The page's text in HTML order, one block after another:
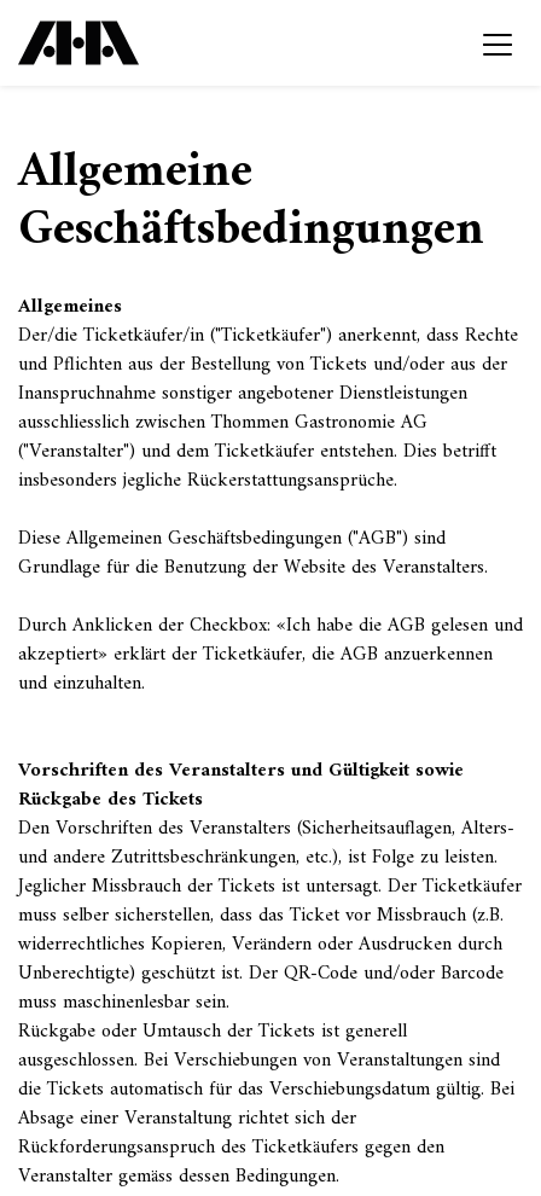
Allgemeine
Geschäftsbedingungen
Allgemeines
Der/die Ticketkäufer/in ("Ticketkäufer") anerkennt, dass Rechte
und Pflichten aus der Bestellung von Tickets und/oder aus der
Inanspruchnahme sonstiger angebotener Dienstleistungen
ausschliesslich zwischen Thommen Gastronomie AG
("Veranstalter") und dem Ticketkäufer entstehen. Dies betrifft
insbesonders jegliche Rückerstattungsansprüche.
Diese Allgemeinen Geschäftsbedingungen ("AGB") sind
Grundlage für die Benutzung der Website des Veranstalters.
Durch Anklicken der Checkbox: «Ich habe die AGB gelesen und
akzeptiert» erklärt der Ticketkäufer, die AGB anzuerkennen
und einzuhalten.
Vorschriften des Veranstalters und Gültigkeit sowie
Rückgabe des Tickets
Den Vorschriften des Veranstalters (Sicherheitsauflagen, Alters-
und andere Zutrittsbeschränkungen, etc.), ist Folge zu leisten.
Jeglicher Missbrauch der Tickets ist untersagt. Der Ticketkäufer
muss selber sicherstellen, dass das Ticket vor Missbrauch (z.B.
widerrechtliches Kopieren, Verändern oder Ausdrucken durch
Unberechtigte) geschützt ist. Der QR-Code und/oder Barcode
muss maschinenlesbar sein.
Rückgabe oder Umtausch der Tickets ist generell
ausgeschlossen. Bei Verschiebungen von Veranstaltungen sind
die Tickets automatisch für das Verschiebungsdatum gültig. Bei
Absage einer Veranstaltung richtet sich der
Rückforderungsanspruch des Ticketkäufers gegen den
Veranstalter gemäss dessen Bedingungen.